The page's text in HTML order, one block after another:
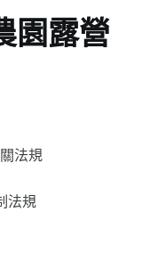
園露營
法規
法規